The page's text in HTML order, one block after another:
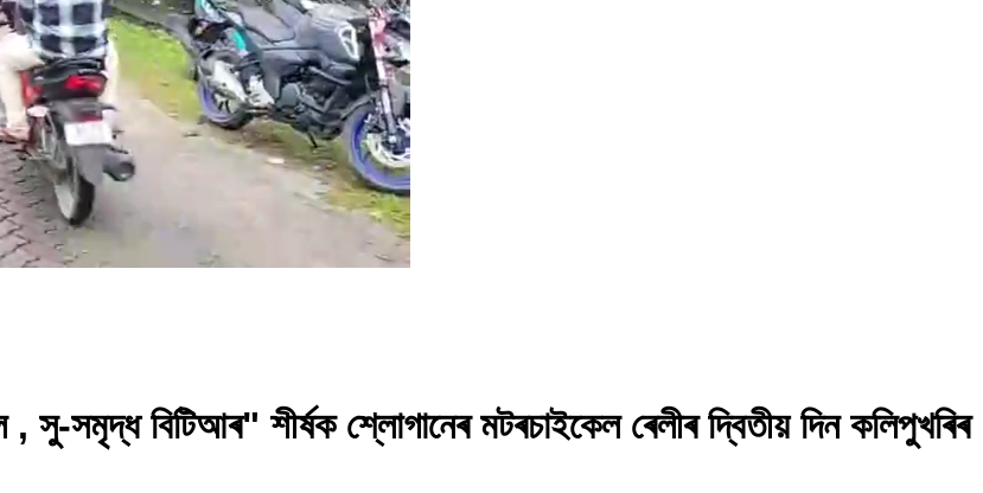
বিটিআৰ" শীৰ্ষক শ্লোগানেৰ মটৰচাইকেল ৰেলীৰ দ্বিতীয় দিন কলিপুখৰিৰ